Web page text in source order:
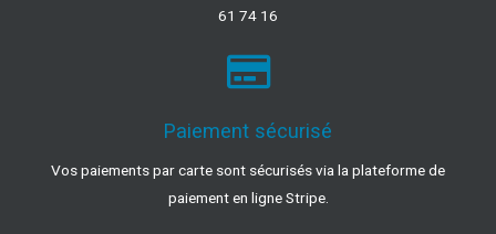
61 74 16
Paiement sécurisé
Vos paiements par carte sont sécurisés via la plateforme de
paiement en ligne Stripe.